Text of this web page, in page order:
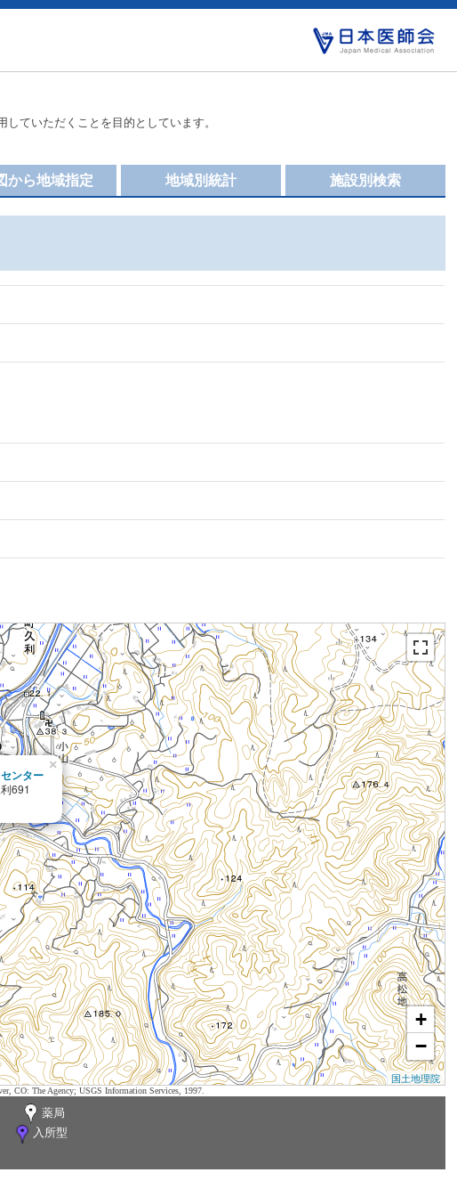
ていただくことを目的としています。
施設別検索
地域別統計
から地域指定
ンター
691
×
+
−
国土地理院
CO: The Agency; USGS Information Services, 1997.
薬局
入所型